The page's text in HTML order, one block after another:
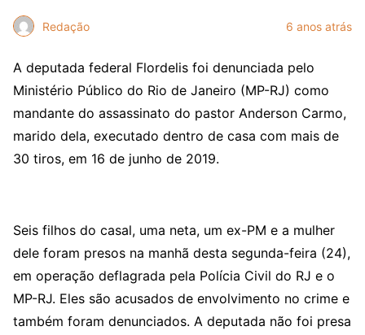
Redação 6 anos atrás
A deputada federal Flordelis foi denunciada pelo
Ministério Público do Rio de Janeiro (MP-RJ) como
mandante do assassinato do pastor Anderson Carmo,
marido dela, executado dentro de casa com mais de
30 tiros, em 16 de junho de 2019.
Seis filhos do casal, uma neta, um ex-PM e a mulher
dele foram presos na manhã desta segunda-feira (24),
em operação deflagrada pela Polícia Civil do RJ e o
MP-RJ. Eles são acusados de envolvimento no crime e
também foram denunciados. A deputada não foi presa